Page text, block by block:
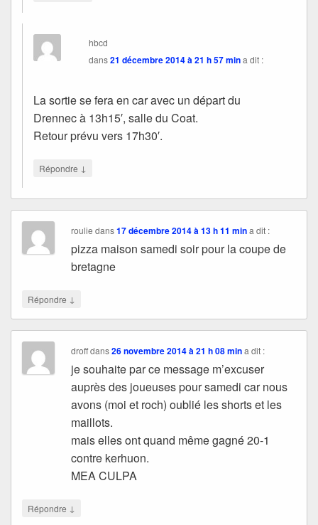
hbcd
dans21 décembre 2014 à 21 h 57 mina dit :
La sortie se fera en car avec un départ du
Drennec à 13h15′, salle du Coat.
Retour prévu vers 17h30′.
Répondre ↓
roulie dans17 décembre 2014 à 13 h 11 min a dit :
pizza maison samedi soir pour la coupe de
bretagne
Répondre ↓
droffdans26 novembre 2014 à 21 h 08 min a dit :
je souhaite par ce message m’excuser
auprès des joueuses pour samedi car nous
avons (moi et roch) oublié les shorts et les
maillots.
mais elles ont quand même gagné 20-1
contre kerhuon.
MEA CULPA
Répondre ↓